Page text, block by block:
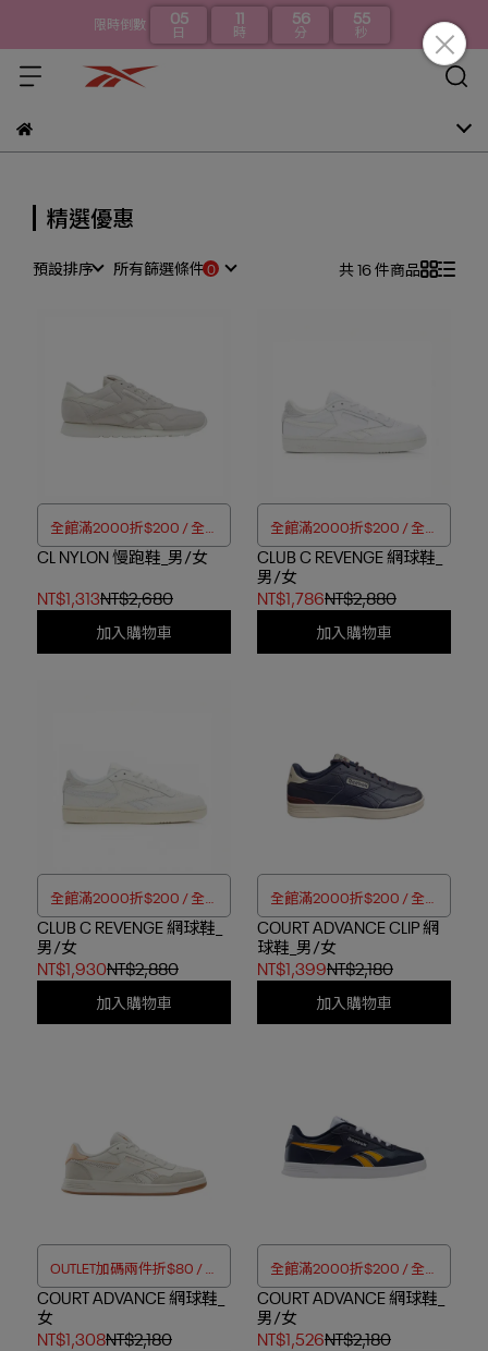
限時倒數 05
日
11
時
56
分
54
秒
精選優惠
預設排序 所有篩選條件 共 16 件商品
全館滿2000折$200 / 全館
滿4000折$350
CL NYLON 慢跑鞋_男/女
NT$1,313NT$2,680
加入購物車
全館滿2000折$200 / 全館
滿4000折$350
CLUB C REVENGE 網球鞋_
男/女
NT$1,786NT$2,880
加入購物車
全館滿2000折$200 / 全館
滿4000折$350
CLUB C REVENGE 網球鞋_
男/女
NT$1,930NT$2,880
加入購物車
全館滿2000折$200 / 全館
滿4000折$350
COURT ADVANCE CLIP 網
球鞋_男/女
NT$1,399NT$2,180
加入購物車
OUTLET加碼兩件折$80 / 四
件折$188
COURT ADVANCE 網球鞋_
女
NT$1,308NT$2,180
全館滿2000折$200 / 全館
滿4000折$350
COURT ADVANCE 網球鞋_
男/女
NT$1,526NT$2,180